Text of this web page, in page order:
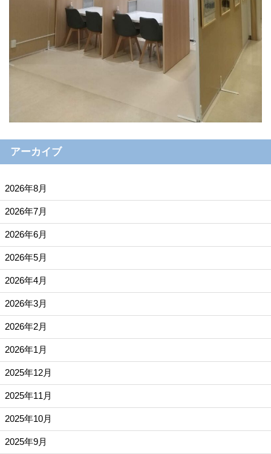
アーカイブ
2026年8月
2026年7月
2026年6月
2026年5月
2026年4月
2026年3月
2026年2月
2026年1月
2025年12月
2025年11月
2025年10月
2025年9月